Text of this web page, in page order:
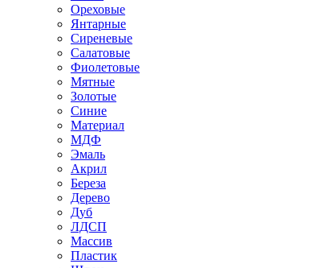
Ореховые
Янтарные
Сиреневые
Салатовые
Фиолетовые
Мятные
Золотые
Синие
Материал
МДФ
Эмаль
Акрил
Береза
Дерево
Дуб
ЛДСП
Массив
Пластик